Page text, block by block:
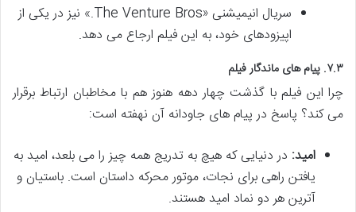
سریال انیمیشنی «The Venture Bros.» نیز در یکی از
اپیزودهای خود، به این فیلم ارجاع می دهد.
۷.۳. پیام های ماندگار فیلم
چرا این فیلم با گذشت چهار دهه هنوز هم با مخاطبان ارتباط برقرار
می کند؟ پاسخ در پیام های جاودانه آن نهفته است:
امید: در دنیایی که هیچ به تدریج همه چیز را می بلعد، امید به
یافتن راهی برای نجات، موتور محرکه داستان است. باستیان و
آترین هر دو نماد امید هستند.